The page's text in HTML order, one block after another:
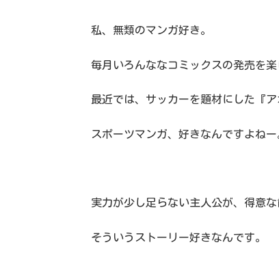
私、無類のマンガ好き。
毎月いろんななコミックスの発売を楽
最近では、サッカーを題材にした『
スポーツマンガ、好きなんですよねー
実力が少し足らない主人公が、得意
そういうストーリー好きなんです。